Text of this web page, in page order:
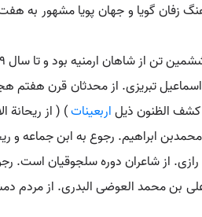
زفان گویا و جهان پویا مشهور به
و تا سال 589 هَ. ق. حکومت کرد. ( از طبقات سلاطین اسلام ص 152 ).
کشف الظنون ذیلاربعینات) ( از ریحانة الادب
رجوع به ابن جماعه و ریحانة
سلجوقیان است. رجوع به لباب الالباب ج 2 ص 236 و